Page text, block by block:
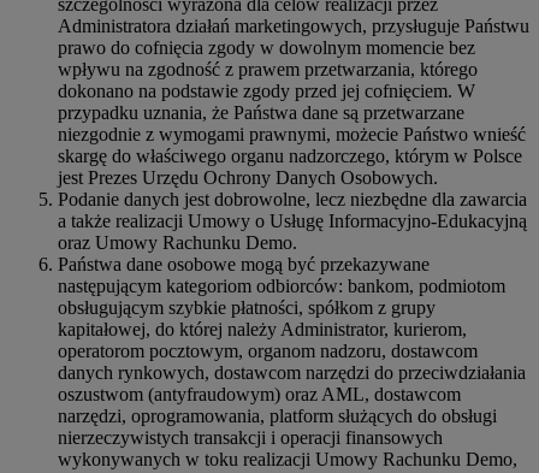
Administratora działań marketingowych, przysługuje Państwu
prawo do cofnięcia zgody w dowolnym momencie bez
wpływu na zgodność z prawem przetwarzania, którego
dokonano na podstawie zgody przed jej cofnięciem. W
przypadku uznania, że Państwa dane są przetwarzane
niezgodnie z wymogami prawnymi, możecie Państwo wnieść
skargę do właściwego organu nadzorczego, którym w Polsce
jest Prezes Urzędu Ochrony Danych Osobowych.
Podanie danych jest dobrowolne, lecz niezbędne dla zawarcia
a także realizacji Umowy o Usługę Informacyjno-Edukacyjną
oraz Umowy Rachunku Demo.
Państwa dane osobowe mogą być przekazywane
następującym kategoriom odbiorców: bankom, podmiotom
obsługującym szybkie płatności, spółkom z grupy
kapitałowej, do której należy Administrator, kurierom,
operatorom pocztowym, organom nadzoru, dostawcom
danych rynkowych, dostawcom narzędzi do przeciwdziałania
oszustwom (antyfraudowym) oraz AML, dostawcom
narzędzi, oprogramowania, platform służących do obsługi
nierzeczywistych transakcji i operacji finansowych
wykonywanych w toku realizacji Umowy Rachunku Demo,